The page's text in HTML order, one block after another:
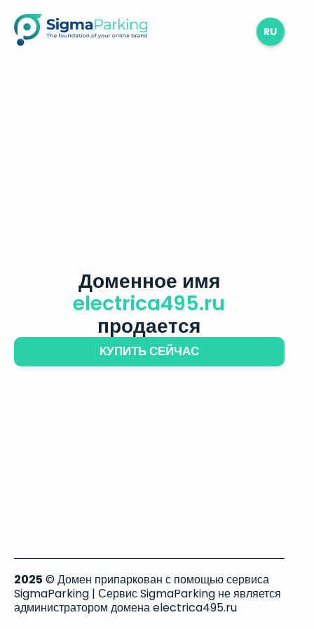
RU
Доменное имя
electrica495.ru
продается
КУПИТЬ СЕЙЧАС
2025 © Домен припаркован с помощью сервиса
SigmaParking | Сервис SigmaParking не является
администратором домена electrica495.ru